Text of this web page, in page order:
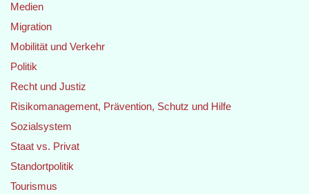
Medien
Migration
Mobilität und Verkehr
Politik
Recht und Justiz
Risikomanagement, Prävention, Schutz und Hilfe
Sozialsystem
Staat vs. Privat
Standortpolitik
Tourismus